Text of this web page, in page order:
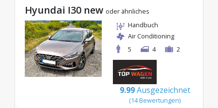
Hyundai I30 new oder ähnliches
Handbuch
Air Conditioning
5
4 2
9.99 Ausgezeichnet
(14 Bewertungen)